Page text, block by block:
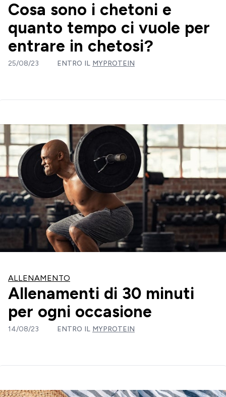
Cosa sono i chetoni e
quanto tempo ci vuole per
entrare in chetosi?
25/08/23 ENTRO IL MYPROTEIN
ALLENAMENTO
Allenamenti di 30 minuti
per ogni occasione
14/08/23 ENTRO IL MYPROTEIN